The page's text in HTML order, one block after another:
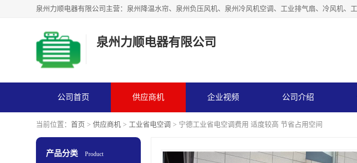
泉州力顺电器有限公司
公司首页 供应商机 企业视频 公司介绍
当前位置： 首页 > 供应商机 > 工业省电空调 > 宁德工业省电空调费用 适度较高 节省占用空间
产品分类 Product